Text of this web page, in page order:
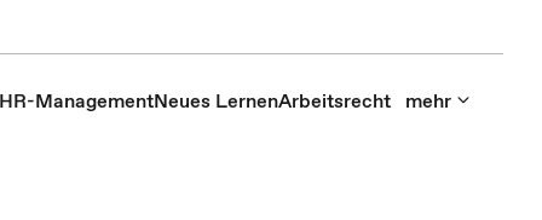
HR-ManagementNeues LernenArbeitsrecht mehr